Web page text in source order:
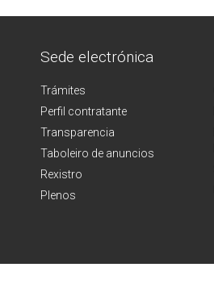
Sede electrónica
Trámites
Perfil contratante
Transparencia
Taboleiro de anuncios
Rexistro
Plenos